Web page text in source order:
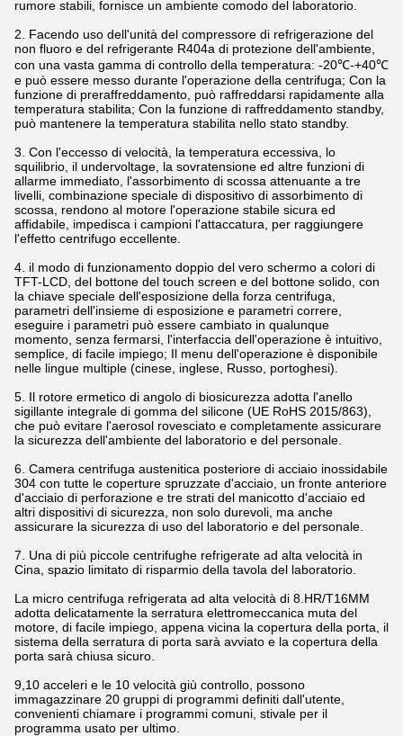
rumore stabili, fornisce un ambiente comodo del laboratorio.
2. Facendo uso dell'unità del compressore di refrigerazione del
non fluoro e del refrigerante R404a di protezione dell'ambiente,
con una vasta gamma di controllo della temperatura: -20℃-+40℃
e può essere messo durante l'operazione della centrifuga; Con la
funzione di preraffreddamento, può raffreddarsi rapidamente alla
temperatura stabilita; Con la funzione di raffreddamento standby,
può mantenere la temperatura stabilita nello stato standby.
3. Con l'eccesso di velocità, la temperatura eccessiva, lo
squilibrio, il undervoltage, la sovratensione ed altre funzioni di
allarme immediato, l'assorbimento di scossa attenuante a tre
livelli, combinazione speciale di dispositivo di assorbimento di
scossa, rendono al motore l'operazione stabile sicura ed
affidabile, impedisca i campioni l'attaccatura, per raggiungere
l'effetto centrifugo eccellente.
4. il modo di funzionamento doppio del vero schermo a colori di
TFT-LCD, del bottone del touch screen e del bottone solido, con
la chiave speciale dell'esposizione della forza centrifuga,
parametri dell'insieme di esposizione e parametri correre,
eseguire i parametri può essere cambiato in qualunque
momento, senza fermarsi, l'interfaccia dell'operazione è intuitivo,
semplice, di facile impiego; Il menu dell'operazione è disponibile
nelle lingue multiple (cinese, inglese, Russo, portoghesi).
5. Il rotore ermetico di angolo di biosicurezza adotta l'anello
sigillante integrale di gomma del silicone (UE RoHS 2015/863),
che può evitare l'aerosol rovesciato e completamente assicurare
la sicurezza dell'ambiente del laboratorio e del personale.
6. Camera centrifuga austenitica posteriore di acciaio inossidabile
304 con tutte le coperture spruzzate d'acciaio, un fronte anteriore
d'acciaio di perforazione e tre strati del manicotto d'acciaio ed
altri dispositivi di sicurezza, non solo durevoli, ma anche
assicurare la sicurezza di uso del laboratorio e del personale.
7. Una di più piccole centrifughe refrigerate ad alta velocità in
Cina, spazio limitato di risparmio della tavola del laboratorio.
La micro centrifuga refrigerata ad alta velocità di 8.HR/T16MM
adotta delicatamente la serratura elettromeccanica muta del
motore, di facile impiego, appena vicina la copertura della porta, il
sistema della serratura di porta sarà avviato e la copertura della
porta sarà chiusa sicuro.
9,10 acceleri e le 10 velocità giù controllo, possono
immagazzinare 20 gruppi di programmi definiti dall'utente,
convenienti chiamare i programmi comuni, stivale per il
programma usato per ultimo.